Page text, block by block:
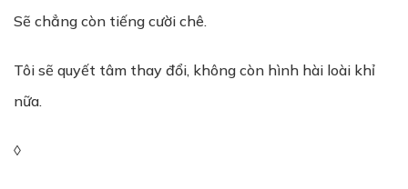
Sẽ chẳng còn tiếng cười chê.
Tôi sẽ quyết tâm thay đổi, không còn hình hài loài khỉ
nữa.
◊